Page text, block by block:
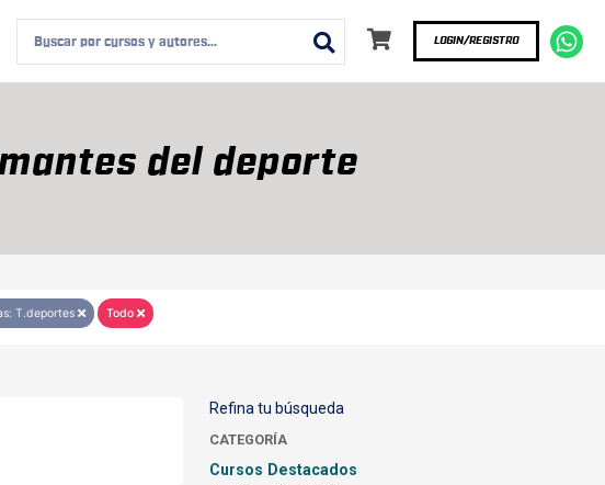
LOGIN/REGISTRO
del deporte
T.deportes Todo
Refina tu búsqueda
CATEGORÍA
Cursos Destacados